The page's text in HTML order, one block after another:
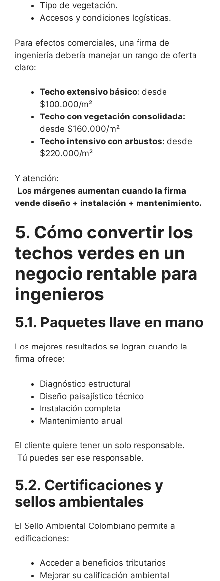
Tipo de vegetación.
Accesos y condiciones logísticas.
Para efectos comerciales, una firma de
ingeniería debería manejar un rango de oferta
claro:
Techo extensivo básico: desde
$100.000/m²
Techo con vegetación consolidada:
desde $160.000/m²
Techo intensivo con arbustos: desde
$220.000/m²
Y atención:
Los márgenes aumentan cuando la firma
vende diseño + instalación + mantenimiento.
5. Cómo convertir los
techos verdes en un
negocio rentable para
ingenieros
5.1. Paquetes llave en mano
Los mejores resultados se logran cuando la
firma ofrece:
Diagnóstico estructural
Diseño paisajístico técnico
Instalación completa
Mantenimiento anual
El cliente quiere tener un solo responsable.
Tú puedes ser ese responsable.
5.2. Certificaciones y
sellos ambientales
El Sello Ambiental Colombiano permite a
edificaciones:
Acceder a beneficios tributarios
Mejorar su calificación ambiental